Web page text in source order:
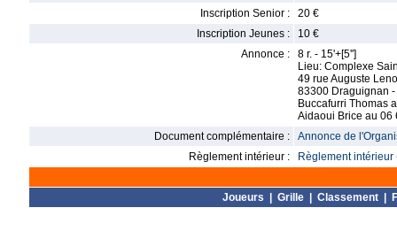
Inscription Senior :
20 €
Inscription Jeunes :
10 €
Annonce :
8 r. - 15'+[5'']
Lieu: Complexe
49 rue Auguste
83300 Draguignan -
Buccafurri Thomas
Aidaoui Brice au 06
Document complémentaire :
Annonce de
Règlement intérieur :
Règlement intérieur
Joueurs Grille Classement